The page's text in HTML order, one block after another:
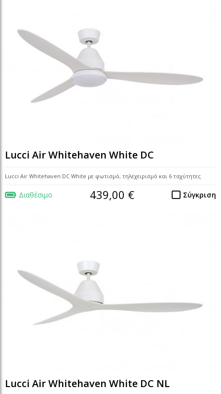
Lucci Air Whitehaven White DC
Lucci Air Whitehaven DC White με φωτισμό, τηλεχειρισμό και 6 ταχύτητες
Διαθέσιμο Σύγκριση
439,00 €
Lucci Air Whitehaven White DC NL